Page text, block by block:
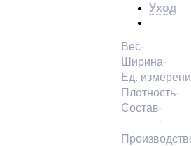
Уход
Вес
Ширина
Ед.
Плотность
Состав